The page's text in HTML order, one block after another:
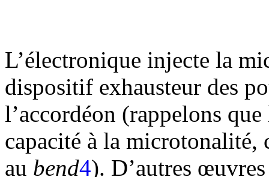
L’électronique injecte la
dispositif exhausteur des
l’accordéon (rappelons
capacité à la microtonalité,
au bend4). D’autres